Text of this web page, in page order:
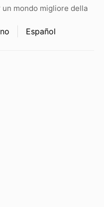
mondo migliore della
Español